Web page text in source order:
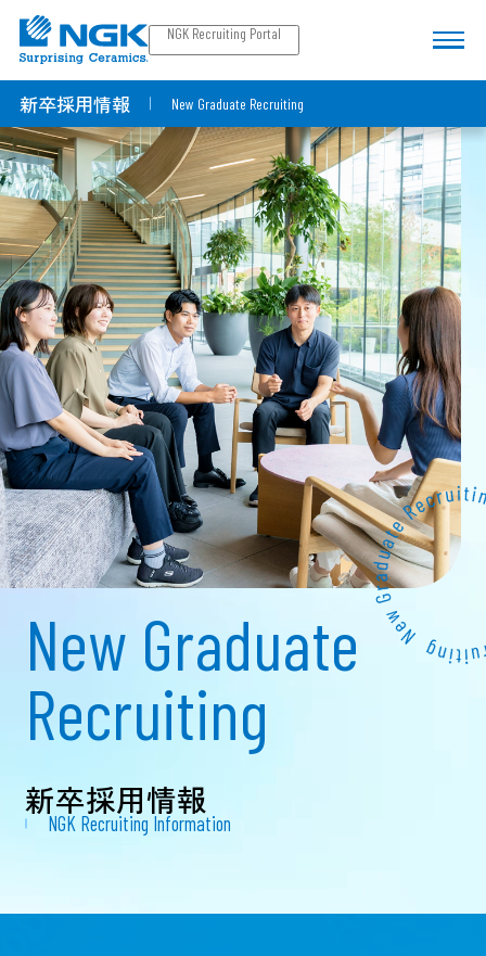
NGK Recruiting Portal
新卒採用情報 New Graduate Recruiting
New Graduate
Recruiting
新卒採用情報
NGK Recruiting Information